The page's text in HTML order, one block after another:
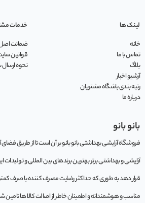
لینک ها
خانه
تماس با ما
بلاگ
آرشیو اخبار
رتبه بندی باشگاه مشتریان
درباره ما
خدمات
ضمانت اصل
قوانین
نحوه
بانو بانو
فروشگاه آرایشی بهداشتی بانو بانو بر آن است تا از طریق فضای
آرایشی و بهداشتی برتر بهترین برندهای بین المللی و تولیدات
قرار دهد به طوری که حداکثر رضایت مصرف کننده با صرف
مناسب و هوشمندانه و اطمینان خاطر از اصالت کالا ها تامین